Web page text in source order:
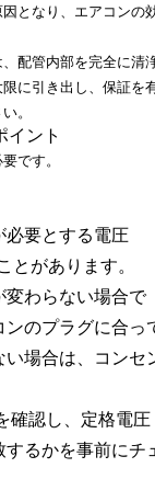
となり、エアコンの
配管内部を完全に清
に引き出し、保証を
。
イント
です。
必要とする電圧
とがあります。
変わらない場合で
ンのプラグに合っ
い場合は、コンセ
確認し、定格電圧
するかを事前にチ